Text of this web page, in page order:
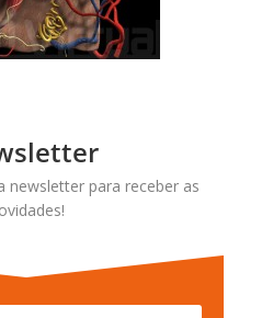
newsletter para receber as